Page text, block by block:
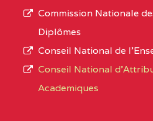
DE
CENTRE
L’offre
d’éducation
de
Commission Nationale
Diplômes
Conseil National de
Conseil National
Academiques